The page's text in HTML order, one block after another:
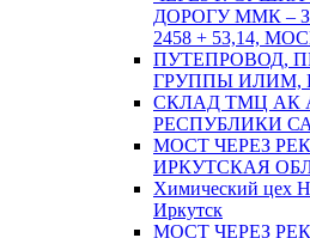
ДОРОГУ ММК –
2458 + 53,14,
ПУТЕПРОВОД,
ГРУППЫ ИЛИМ,
СКЛАД ТМЦ АК
РЕСПУБЛИКИ
МОСТ ЧЕРЕЗ
ИРКУТСКАЯ
Химический цех
Иркутск
МОСТ ЧЕРЕЗ